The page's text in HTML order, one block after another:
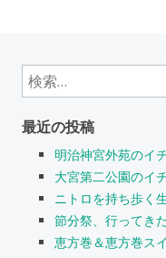
検
索:
最近の投稿
明治神宮外苑のイ
大宮第二公園のイ
ニトロを持ち歩く
節分祭、行ってき
恵方巻＆恵方巻ス